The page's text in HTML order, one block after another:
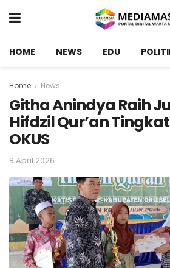
HOME NEWS EDU
Home News
Githa Anindya Raih
Hifdzil Qur’an Tingkat
OKUS
8 April 2026